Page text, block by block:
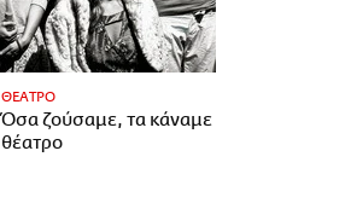
ΘΕΑΤΡΟ
Όσα ζούσαμε, τα κάναμε
θέατρο